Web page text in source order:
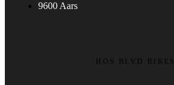
9600 Aars
HOS BLVD BIKES